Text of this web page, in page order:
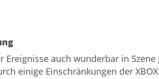
auch wunderbar in
einige Einschränkungen der